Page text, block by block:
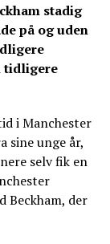
stadig
på og uden
tidligere
i Manchester
sine unge år,
selv fik en
Beckham, der